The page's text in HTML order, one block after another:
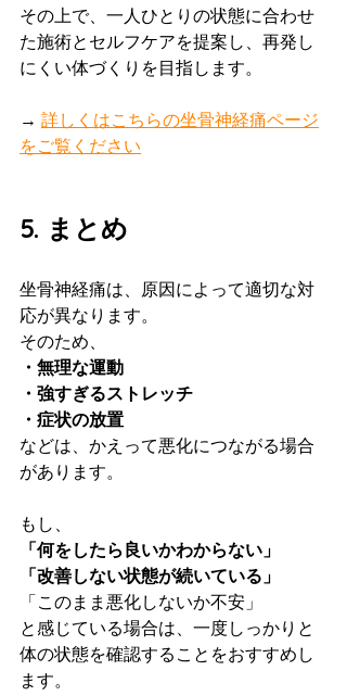
その上で、一人ひとりの状態に合わせ
た施術とセルフケアを提案し、再発し
にくい体づくりを目指します。
→ 詳しくはこちらの坐骨神経痛ページ
をご覧ください
5. まとめ
坐骨神経痛は、原因によって適切な対
応が異なります。
そのため、
・無理な運動
・強すぎるストレッチ
・症状の放置
などは、かえって悪化につながる場合
があります。
もし、
「何をしたら良いかわからない」
「改善しない状態が続いている」
「このまま悪化しないか不安」
と感じている場合は、一度しっかりと
体の状態を確認することをおすすめし
ます。